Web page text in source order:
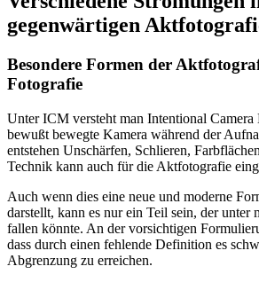
gegenwärtigen
Besondere Formen der
Fotografie
Unter ICM versteht man Intentional Camera
bewußt bewegte Kamera während der
entstehen Unschärfen, Schlieren,
Technik kann auch für die Aktfotografie
Auch wenn dies eine neue und moderne
darstellt, kann es nur ein Teil sein, der unter
fallen könnte. An der vorsichtigen
dass durch einen fehlende Definition es
Abgrenzung zu erreichen.